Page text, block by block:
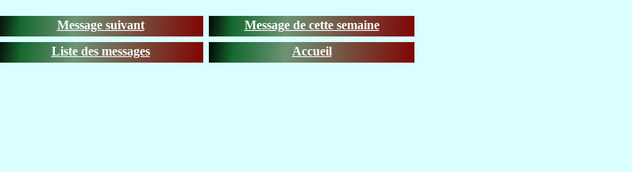
Message suivant
Message de cette semaine
Liste des messages Accueil